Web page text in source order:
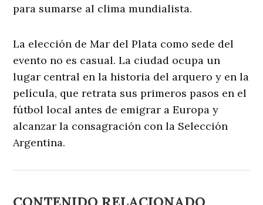
para sumarse al clima mundialista.
La elección de Mar del Plata como sede del
evento no es casual. La ciudad ocupa un
lugar central en la historia del arquero y en la
película, que retrata sus primeros pasos en el
fútbol local antes de emigrar a Europa y
alcanzar la consagración con la Selección
Argentina.